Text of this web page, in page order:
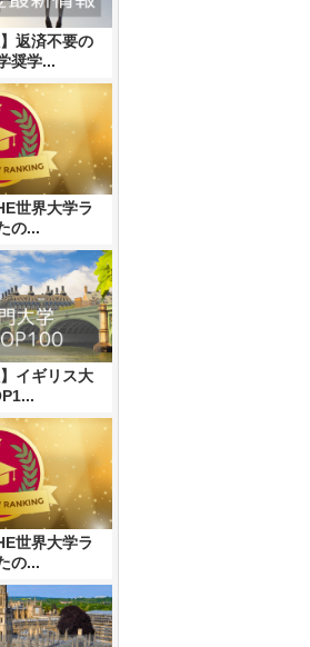
返済不要の
奨学...
世界大学ラ
の...
イギリス大
世界大学ラ
の...